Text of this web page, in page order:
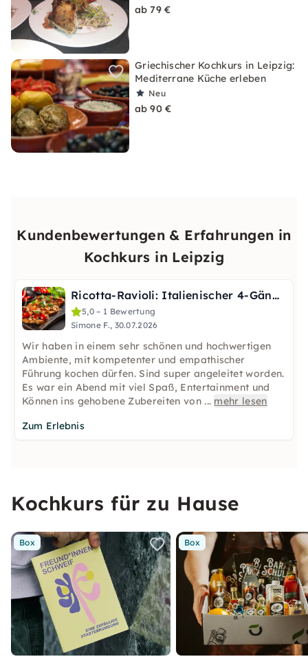
ab 79 €
Griechischer Kochkurs in Leipzig:
Mediterrane Küche erleben
Neu
ab 90 €
Kundenbewertungen & Erfahrungen in
Kochkurs in Leipzig
Ricotta-Ravioli: Italienischer 4-Gänge-Kurs in Leipzig
5,0 – 1 Bewertung
Simone F., 30.07.2026
Wir haben in einem sehr schönen und hochwertigen
Ambiente, mit kompetenter und empathischer
Führung kochen dürfen. Sind super angeleitet worden.
Es war ein Abend mit viel Spaß, Entertainment und
Können ins gehobene Zubereiten von... mehr lesen
Zum Erlebnis
Kochkurs für zu Hause
Box Box